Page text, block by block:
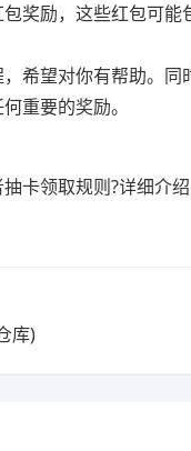
奖励，这些红包可
希望对你有帮助。
重要的奖励。
卡领取规则?详细介绍
库)